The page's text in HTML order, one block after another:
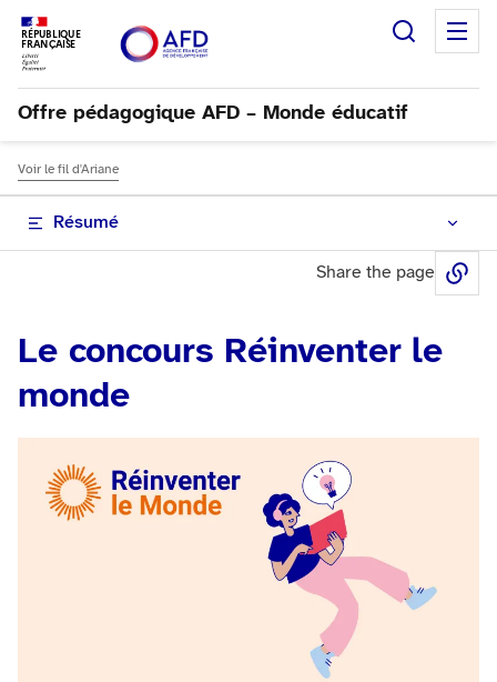
RÉPUBLIQUE
FRANÇAISE
Offre pédagogique AFD – Monde éducatif
Voir le fil d'Ariane
Résumé
Share the page
Le concours Réinventer le
monde